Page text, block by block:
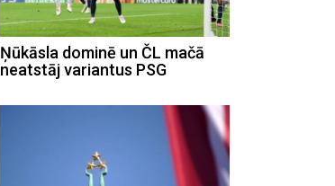
Ņūkāsla dominē un ČL mačā
neatstāj variantus PSG